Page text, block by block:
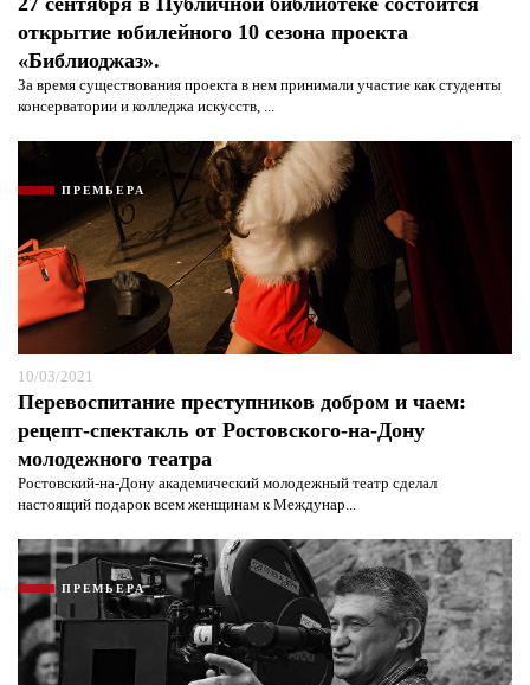
открытие юбилейного 10 сезона проекта
«Библиоджаз».
За время существования проекта в нем принимали участие как студенты
консерватории и колледжа искусств, ...
ПРЕМЬЕРА
10/03/2021
Перевоспитание преступников добром и чаем:
рецепт-спектакль от Ростовского-на-Дону
молодежного театра
Ростовский-на-Дону академический молодежный театр сделал
настоящий подарок всем женщинам к Междунар...
ПРЕМЬЕРА